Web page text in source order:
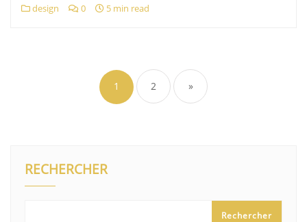
design 0 5 min read
des
publications
1 2 »
RECHERCHER
Rechercher